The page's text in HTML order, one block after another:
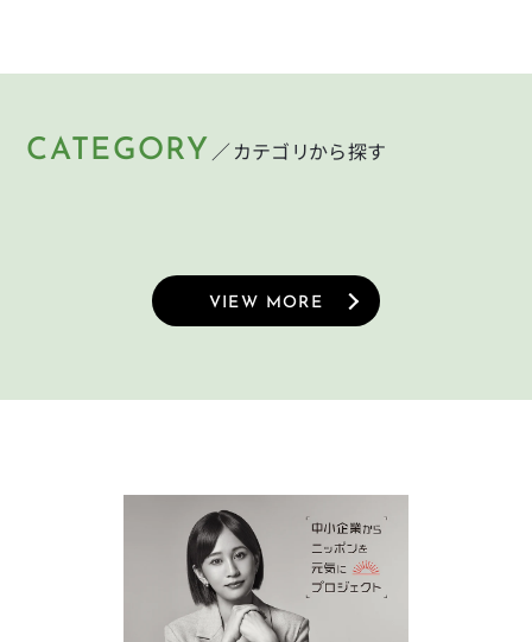
CATEGORY ／カテゴリから探す
HELMET LIGHT
VIEW MORE